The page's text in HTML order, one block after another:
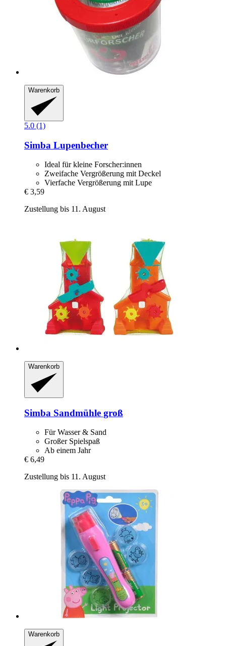
Warenkorb
5.0 (1)
Simba Lupenbecher
Ideal für kleine Forscher:innen
Zweifache Vergrößerung mit Deckel
Vierfache Vergrößerung mit Lupe
€ 3,59
Zustellung bis 11. August
Warenkorb
Simba Sandmühle groß
Für Wasser & Sand
Großer Spielspaß
Ab einem Jahr
€ 6,49
Zustellung bis 11. August
Warenkorb